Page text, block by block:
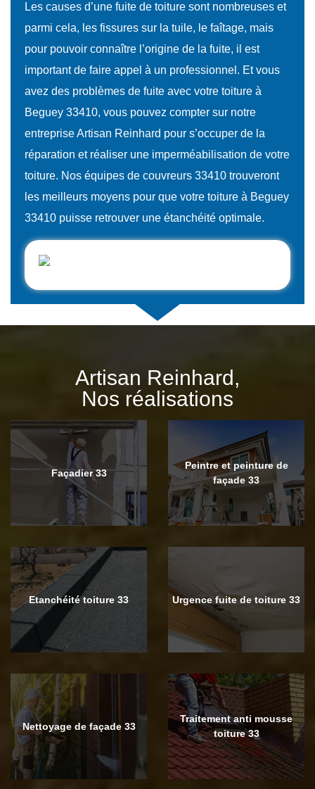
Les causes d’une fuite de toiture sont nombreuses et
parmi cela, les fissures sur la tuile, le faîtage, mais
pour pouvoir connaître l’origine de la fuite, il est
important de faire appel à un professionnel. Et vous
avez des problèmes de fuite avec votre toiture à
Beguey 33410, vous pouvez compter sur notre
entreprise Artisan Reinhard pour s’occuper de la
réparation et réaliser une imperméabilisation de votre
toiture. Nos équipes de couvreurs 33410 trouveront
les meilleurs moyens pour que votre toiture à Beguey
33410 puisse retrouver une étanchéité optimale.
Artisan Reinhard,
Nos réalisations
Façadier 33
Peintre et peinture de
façade 33
Etanchéité toiture 33 Urgence fuite de toiture 33
Nettoyage de façade 33
Traitement anti mousse
toiture 33